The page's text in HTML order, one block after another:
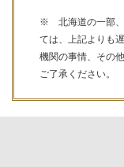
※ 北海道の一部、
ては、上記よりも
機関の事情、その
ご了承ください。